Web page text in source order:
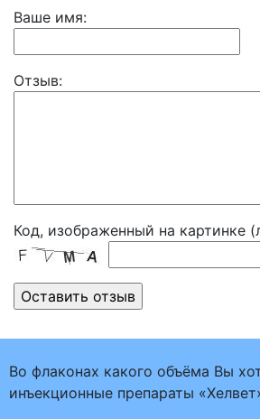
Ваше имя:
Отзыв:
Код, изображенный на картинке
Во флаконах какого объёма Вы
инъекционные препараты